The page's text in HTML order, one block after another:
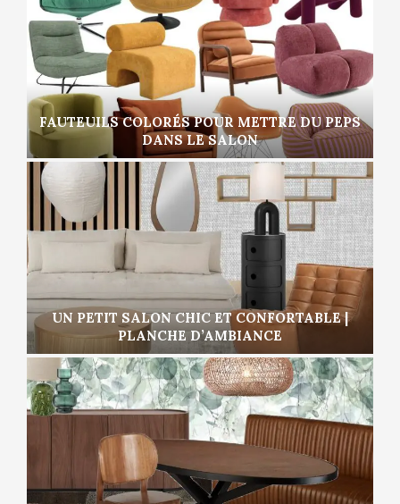
FAUTEUILS COLORÉS POUR METTRE DU PEPS
DANS LE SALON
UN PETIT SALON CHIC ET CONFORTABLE |
PLANCHE D’AMBIANCE